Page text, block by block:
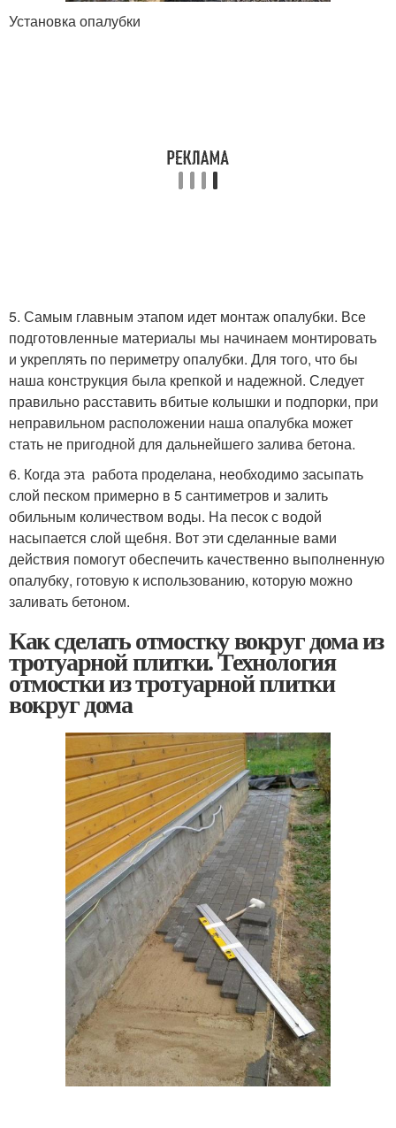
Установка опалубки
5. Самым главным этапом идет монтаж опалубки. Все
подготовленные материалы мы начинаем монтировать
и укреплять по периметру опалубки. Для того, что бы
наша конструкция была крепкой и надежной. Следует
правильно расставить вбитые колышки и подпорки, при
неправильном расположении наша опалубка может
стать не пригодной для дальнейшего залива бетона.
6. Когда эта работа проделана, необходимо засыпать
слой песком примерно в 5 сантиметров и залить
обильным количеством воды. На песок с водой
насыпается слой щебня. Вот эти сделанные вами
действия помогут обеспечить качественно выполненную
опалубку, готовую к использованию, которую можно
заливать бетоном.
Как сделать отмостку вокруг дома из
тротуарной плитки. Технология
отмостки из тротуарной плитки
вокруг дома